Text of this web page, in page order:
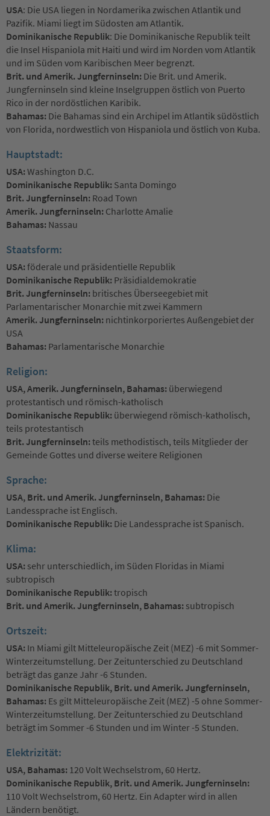
USA: Die USA liegen in Nordamerika zwischen Atlantik und
Pazifik. Miami liegt im Südosten am Atlantik.
Dominikanische Republik: Die Dominikanische Republik teilt
die Insel Hispaniola mit Haiti und wird im Norden vom Atlantik
und im Süden vom Karibischen Meer begrenzt.
Brit. und Amerik. Jungferninseln: Die Brit. und Amerik.
Jungferninseln sind kleine Inselgruppen östlich von Puerto
Rico in der nordöstlichen Karibik.
Bahamas: Die Bahamas sind ein Archipel im Atlantik südöstlich
von Florida, nordwestlich von Hispaniola und östlich von Kuba.
Hauptstadt:
USA:Washington D.C.
Dominikanische Republik: Santa Domingo
Brit. Jungferninseln: Road Town
Amerik. Jungferninseln: Charlotte Amalie
Bahamas: Nassau
Staatsform:
USA:föderale und präsidentielle Republik
Dominikanische Republik: Präsidialdemokratie
Brit. Jungferninseln: britisches Überseegebiet mit
Parlamentarischer Monarchie mit zwei Kammern
Amerik. Jungferninseln: nichtinkorporiertes Außengebiet der
USA
Bahamas: Parlamentarische Monarchie
Religion:
USA, Amerik. Jungferninseln, Bahamas: überwiegend
protestantisch und römisch-katholisch
Dominikanische Republik: überwiegend römisch-katholisch,
teils protestantisch
Brit. Jungferninseln:teils methodistisch, teils Mitglieder der
Gemeinde Gottes und diverse weitere Religionen
Sprache:
USA, Brit. und Amerik. Jungferninseln, Bahamas: Die
Landessprache ist Englisch.
Dominikanische Republik: Die Landessprache ist Spanisch.
Klima:
USA: sehr unterschiedlich, im Süden Floridas in Miami
subtropisch
Dominikanische Republik:tropisch
Brit. und Amerik. Jungferninseln, Bahamas: subtropisch
Ortszeit:
USA: In Miami gilt Mitteleuropäische Zeit (MEZ) -6 mit Sommer-
Winterzeitumstellung. Der Zeitunterschied zu Deutschland
beträgt das ganze Jahr -6 Stunden.
Dominikanische Republik, Brit. und Amerik. Jungferninseln,
Bahamas: Es gilt Mitteleuropäische Zeit (MEZ) -5 ohne Sommer-
Winterzeitumstellung. Der Zeitunterschied zu Deutschland
beträgt im Sommer -6 Stunden und im Winter -5 Stunden.
Elektrizität:
USA, Bahamas: 120 Volt Wechselstrom, 60 Hertz.
Dominikanische Republik, Brit. und Amerik. Jungferninseln:
110 Volt Wechselstrom, 60 Hertz. Ein Adapter wird in allen
Ländern benötigt.